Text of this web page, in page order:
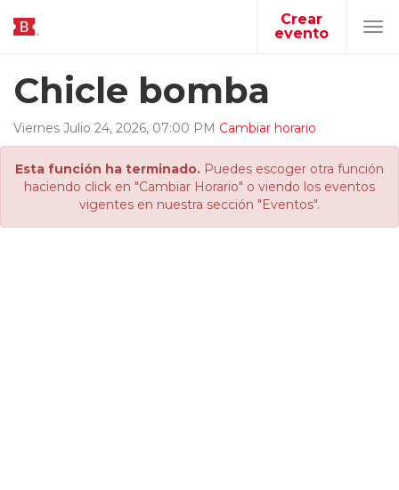
Crear
evento
Chicle bomba
Viernes Julio 24, 2026, 07:00 PM Cambiar horario
Esta función ha terminado. Puedes escoger otra función
haciendo click en "Cambiar Horario" o viendo los eventos
vigentes en nuestra sección "Eventos".